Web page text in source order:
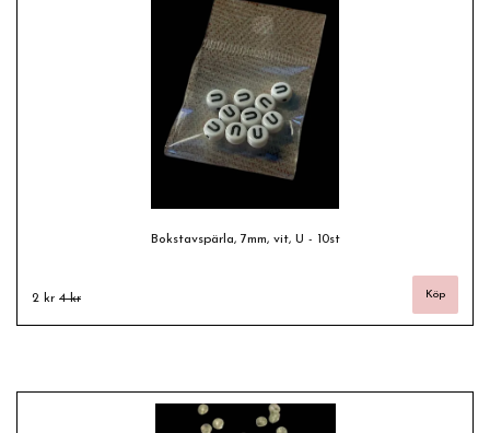
Bokstavspärla, 7mm, vit, U - 10st
2 kr 4 kr